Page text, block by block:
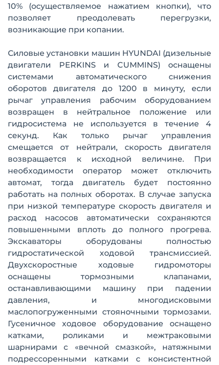
10% (осуществляемое нажатием кнопки), что
позволяет преодолевать перегрузки,
возникающие при копании.
Силовые установки машин HYUNDAI (дизельные
двигатели PERKINS и CUMMINS) оснащены
системами автоматического снижения
оборотов двигателя до 1200 в минуту, если
рычаг управления рабочим оборудованием
возвращен в нейтральное положение или
гидросистема не используется в течение 4
секунд. Как только рычаг управления
смещается от нейтрали, скорость двигателя
возвращается к исходной величине. При
необходимости оператор может отключить
автомат, тогда двигатель будет постоянно
работать на полных оборотах. В случае запуска
при низкой температуре скорость двигателя и
расход насосов автоматически сохраняются
повышенными вплоть до полного прогрева.
Экскаваторы оборудованы полностью
гидростатической ходовой трансмиссией.
Двухскоростные ходовые гидромоторы
оснащены тормозными клапанами,
останавливающими машину при падении
давления, и многодисковыми
маслопогруженными стояночными тормозами.
Гусеничное ходовое оборудование оснащено
катками, роликами и межтраковыми
шарнирами с «вечной смазкой», натяжными
подрессоренными катками с консистентной